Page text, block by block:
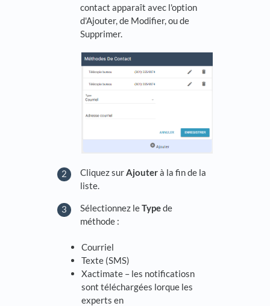
contact apparaît avec l'option
d'Ajouter, de Modifier, ou de
Supprimer.
Cliquez surAjouterà la fin de la
liste.
Sélectionnez leTypede
méthode :
Courriel
Texte (SMS)
Xactimate – les notificatiosn
sont téléchargées lorque les
experts en